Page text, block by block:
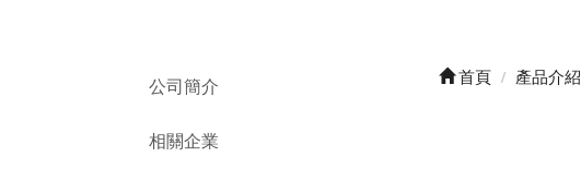
公司簡介
相關企業
首頁 產品介紹